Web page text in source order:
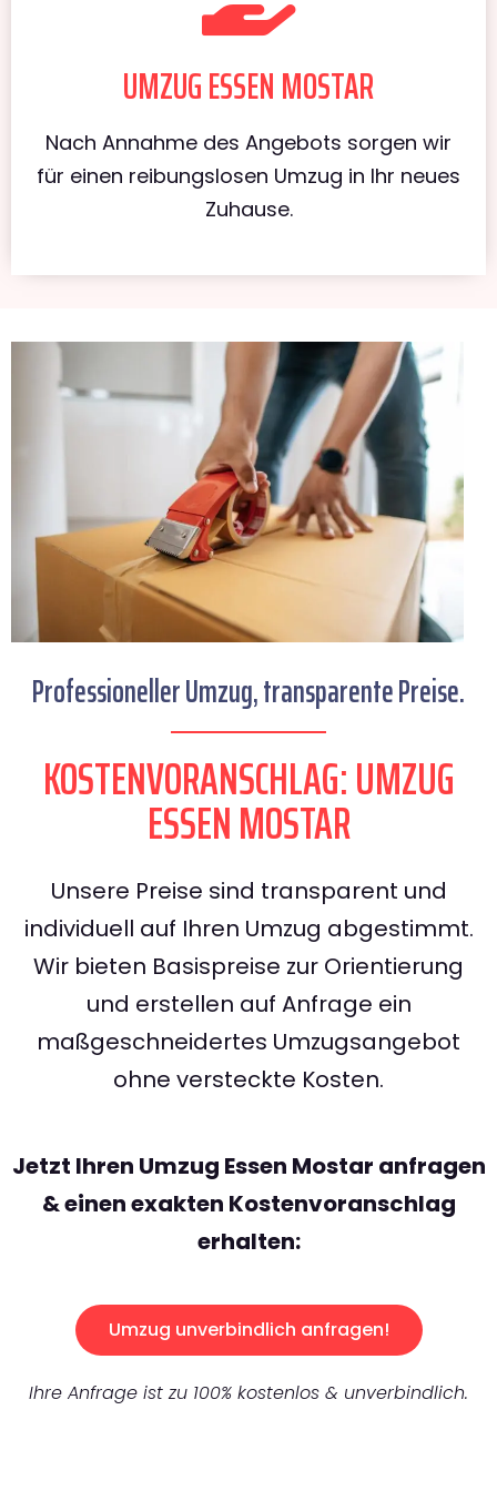
UMZUG ESSEN MOSTAR
Nach Annahme des Angebots sorgen wir
für einen reibungslosen Umzug in Ihr neues
Zuhause.
Professioneller Umzug, transparente Preise.
KOSTENVORANSCHLAG: UMZUG
ESSEN MOSTAR
Unsere Preise sind transparent und
individuell auf Ihren Umzug abgestimmt.
Wir bieten Basispreise zur Orientierung
und erstellen auf Anfrage ein
maßgeschneidertes Umzugsangebot
ohne versteckte Kosten.
Jetzt Ihren Umzug Essen Mostar anfragen
& einen exakten Kostenvoranschlag
erhalten:
Umzug unverbindlich anfragen!
Ihre Anfrage ist zu 100% kostenlos & unverbindlich.